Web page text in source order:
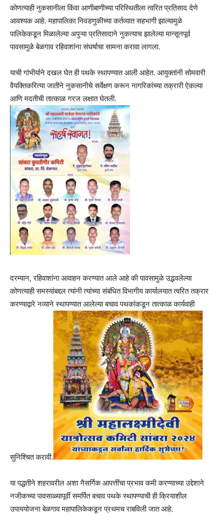
कोणत्याही नुकसानीला किंवा आणीबाणीच्या परिस्थितीला त्वरित प्रतिसाद देणे
आवश्यक आहे. महापालिका निवडणुकीच्या कर्तव्यात सहभागी झाल्यामुळे
पालिकेकडून मिळालेल्या अपुऱ्या प्रतिसादाने नुकत्याच झालेल्या मान्सूनपूर्व
पावसामुळे बेळगाव रहिवाशांना संघर्षाचा सामना करावा लागला.
याची गांभीर्याने दखल घेत ही पथके स्थापण्यात आली आहेत. आयुक्तांनी सोमवारी
वैयक्तिकरित्या जातीने नुकसानीचे सर्वेक्षण करून नागरिकांच्या तक्रारी ऐकल्या
आणि मदतीची तात्काळ गरज लक्षात घेतली.
दरम्यान, रहिवाशांना आवाहन करण्यात आले आहे की पावसामुळे उद्भवलेल्या
कोणत्याही समस्यांबद्दल त्यांनी त्यांच्या संबंधित विभागीय कार्यालयात त्वरित तक्रार
करण्याद्वारे नव्याने स्थापण्यात आलेल्या बचाव पथकांकडून तात्काळ कार्यवाही
सुनिश्चित करावी.
या पद्धतीने शहरावरील अशा नैसर्गिक आपत्तींचा प्रभाव कमी करण्याच्या उद्देशाने
नजीकच्या पावसाळ्यापूर्वी समर्पित बचाव पथके स्थापण्याची ही क्रियाशील
उपाययोजना बेळगाव महापालिकेकडून प्रथमच राबविली जात आहे.